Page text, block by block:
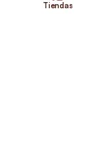
Tiendas